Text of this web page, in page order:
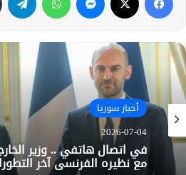
أخبار سوريا
2026-07-04
في اتصال هاتفي .. وزير
مع نظيره الفرنسي آخر